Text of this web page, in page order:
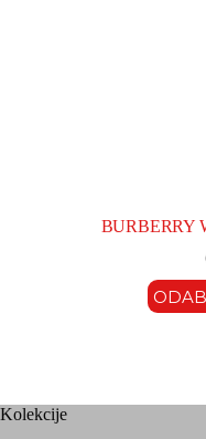
BURBERRY
Kolekcije